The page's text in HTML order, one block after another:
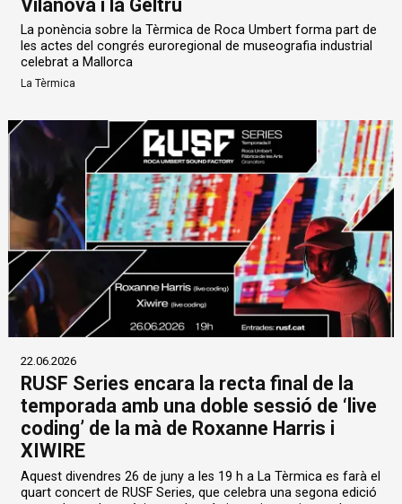
Vilanova i la Geltrú
La ponència sobre la Tèrmica de Roca Umbert forma part de
les actes del congrés euroregional de museografia industrial
celebrat a Mallorca
La Tèrmica
22.06.2026
RUSF Series encara la recta final de la
temporada amb una doble sessió de ‘live
coding’ de la mà de Roxanne Harris i
XIWIRE
Aquest divendres 26 de juny a les 19 h a La Tèrmica es farà el
quart concert de RUSF Series, que celebra una segona edició